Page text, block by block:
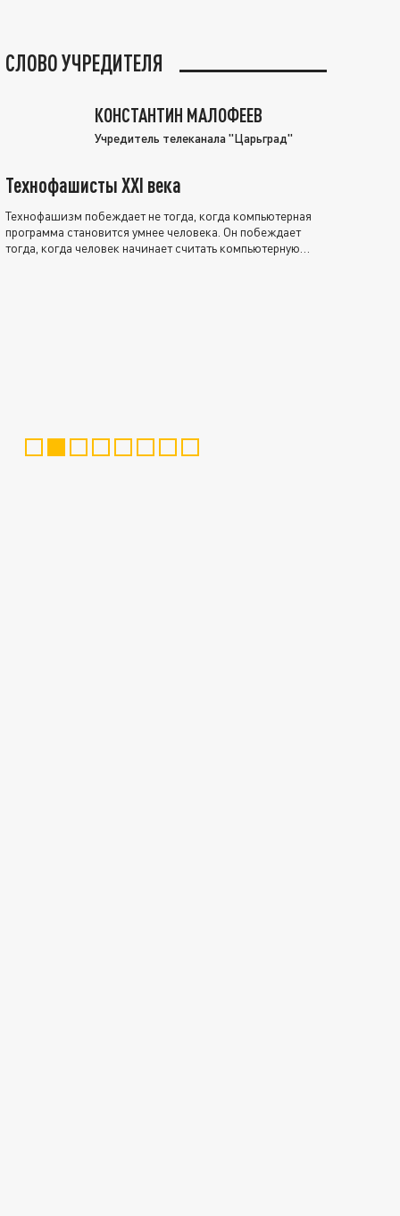
СЛОВО УЧРЕДИТЕЛЯ
КОНСТАНТИН МАЛОФЕЕВ
Учредитель телеканала "Царьград"
Технофашисты XXI века
Технофашизм побеждает не тогда, когда компьютерная
программа становится умнее человека. Он побеждает
тогда, когда человек начинает считать компьютерную